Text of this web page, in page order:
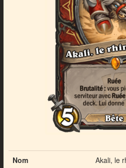
Nom
Akali, le